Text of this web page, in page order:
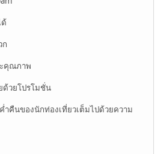
ด้
ก
คุณภาพ
ด้วยโปรโมชั่น
ำคืนของนักท่องเที่ยวเต็มไปด้วยความ